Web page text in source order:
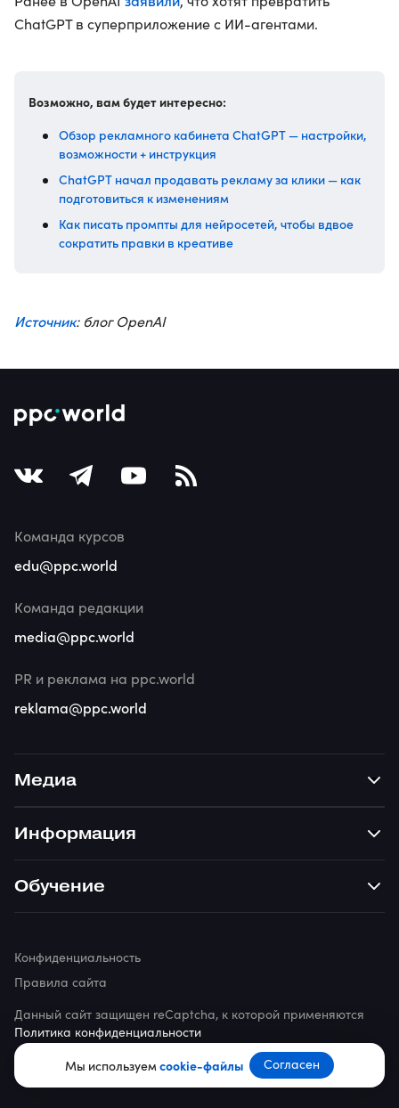
Мы используемcookie-файлы Согласен
ChatGPT в суперприложение с ИИ-агентами.
Возможно, вам будет интересно:
Обзор рекламного кабинета ChatGPT — настройки,
возможности + инструкция
ChatGPT начал продавать рекламу за клики — как
подготовиться к изменениям
Как писать промпты для нейросетей, чтобы вдвое
сократить правки в креативе
Источник: блог OpenAI
Медиа
Информация
Обучение
Команда курсов
edu@ppc.world
Команда редакции
media@ppc.world
PR и реклама на ppc.world
reklama@ppc.world
© 2026 ppc.world
Данный сайт защищен reCaptcha, к которой применяются
Политика конфиденциальности
Конфиденциальность
Правила сайта